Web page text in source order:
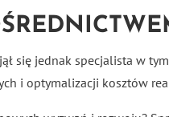
się jednak specjalista w
i optymalizacji kosztów